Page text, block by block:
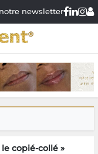
newsletter
copié-collé »